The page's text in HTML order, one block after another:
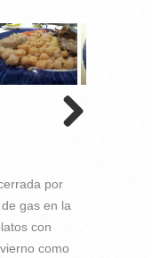
por
gas en la
con
como